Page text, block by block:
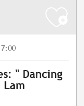
" Dancing